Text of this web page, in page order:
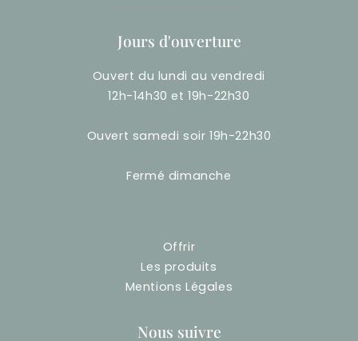
Jours d'ouverture
Ouvert du lundi au vendredi
12h-14h30 et 19h-22h30
Ouvert samedi soir 19h-22h30
Fermé dimanche
Offrir
Les produits
Mentions Légales
Nous suivre